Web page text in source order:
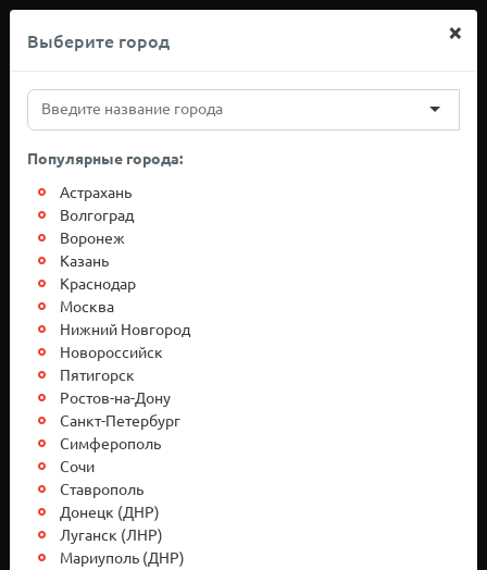
+7(812)767-20-27
Грузоперевозки
Нижневартовск-
Москва
Выберите город ×
Популярные города:
Астрахань
Волгоград
Воронеж
Казань
Краснодар
Москва
Нижний Новгород
Новороссийск
Пятигорск
Ростов-на-Дону
Санкт-Петербург
Симферополь
Сочи
Ставрополь
Донецк (ДНР)
Луганск (ЛНР)
Мариуполь (ДНР)